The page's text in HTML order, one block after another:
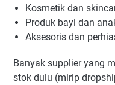
Kosmetik dan
Produk bayi dan
Aksesoris dan
Banyak supplier yang
stok dulu (mirip